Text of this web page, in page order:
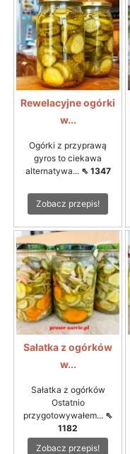
Rewelacyjne ogórki
w...
Ogórki z przyprawą
gyros to ciekawa
alternatywa... ⇖ 1347
Zobacz przepis!
Sałatka z ogórków
w...
Sałatka z ogórków
Ostatnio
przygotowywałem... ⇖
1182
Zobacz przepis!